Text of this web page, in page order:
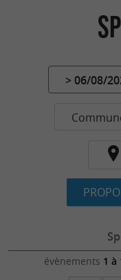
> 06/08/
évènements 1 à